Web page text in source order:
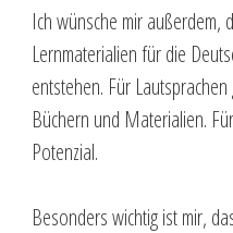
Ich wünsche mir außerdem,
Lernmaterialien für die
entstehen. Für
Büchern und Materialien.
Potenzial.
Besonders wichtig ist mir,